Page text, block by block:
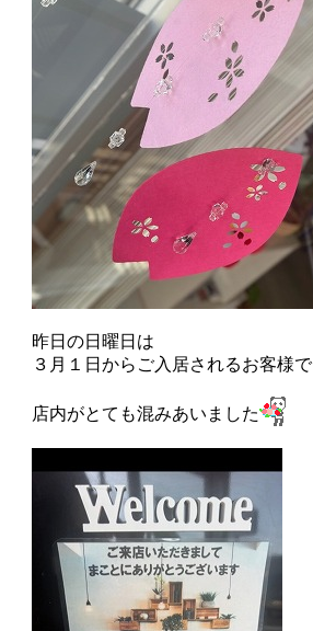
昨日の日曜日は
３月１日からご入居されるお客様で
店内がとても混みあいました